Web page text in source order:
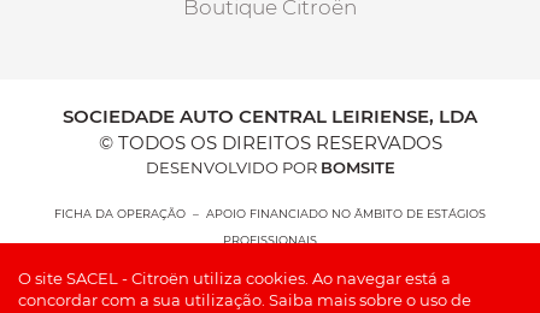
Boutique Citroën
SOCIEDADE AUTO CENTRAL LEIRIENSE, LDA
© TODOS OS DIREITOS RESERVADOS
DESENVOLVIDO POR BOMSITE
FICHA DA OPERAÇÃO – APOIO FINANCIADO NO ÂMBITO DE ESTÁGIOS
PROFISSIONAIS
O site SACEL - Citroën utiliza cookies. Ao navegar está a
concordar com a sua utilização. Saiba mais sobre o uso de